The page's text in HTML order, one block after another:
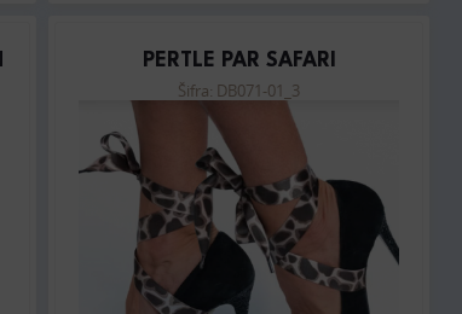
PERTLE PAR SAFARI
Šifra: DB071-01_3